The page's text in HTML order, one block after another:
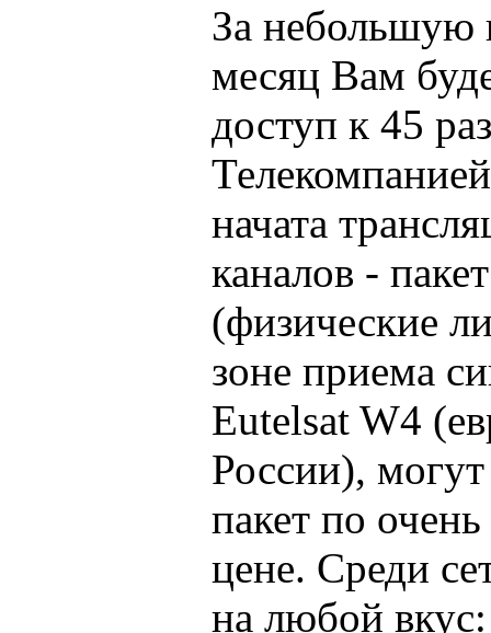
За небольшую
месяц Вам
доступ к 45
начата
каналов -
(физические
зоне приема
Eutelsat W4
России),
пакет по
цене. Среди
на любой